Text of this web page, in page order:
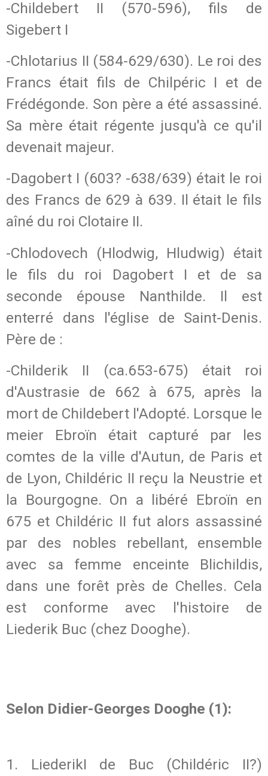
-Childebert II (570-596), fils de
Sigebert I
-Chlotarius II (584-629/630). Le roi des
Francs était fils de Chilpéric I et de
Frédégonde. Son père a été assassiné.
Sa mère était régente jusqu'à ce qu'il
devenait majeur.
-Dagobert I (603? -638/639) était le roi
des Francs de 629 à 639. Il était le fils
aîné du roi Clotaire II.
-Chlodovech (Hlodwig, Hludwig) était
le fils du roi Dagobert I et de sa
seconde épouse Nanthilde. Il est
enterré dans l'église de Saint-Denis.
Père de :
-Childerik II (ca.653-675) était roi
d'Austrasie de 662 à 675, après la
mort de Childebert l'Adopté. Lorsque le
meier Ebroïn était capturé par les
comtes de la ville d'Autun, de Paris et
de Lyon, Childéric II reçu la Neustrie et
la Bourgogne. On a libéré Ebroïn en
675 et Childéric II fut alors assassiné
par des nobles rebellant, ensemble
avec sa femme enceinte Blichildis,
dans une forêt près de Chelles. Cela
est conforme avec l'histoire de
Liederik Buc (chez Dooghe).
Selon Didier-Georges Dooghe (1):
1. LiederikI de Buc (Childéric II?)